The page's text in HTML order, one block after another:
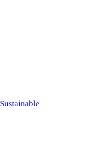
Sustainable